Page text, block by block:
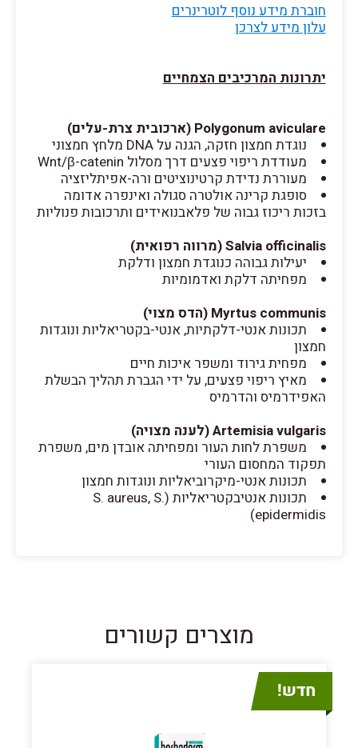
חוברת מידע נוסף לוטרינרים
עלון מידע לצרכן
יתרונות המרכיבים הצמחיים
Polygonum aviculare (ארכובית צרת-עלים)
נוגדת חמצון חזקה, הגנה על DNA מלחץ חמצוני
מעודדת ריפוי פצעים דרך מסלול Wnt/β-catenin
מעוררת נדידת קרטינוציטים ורה-אפיתליזציה
סופגת קרינה אולטרה סגולה ואינפרה אדומה
בזכות ריכוז גבוה של פלאבנואידים ותרכובות פנוליות
Salvia officinalis (מרווה רפואית)
יעילות גבוהה כנוגדת חמצון ודלקת
מפחיתה דלקת ואדמומיות
Myrtus communis (הדס מצוי)
תכונות אנטי-דלקתיות, אנטי-בקטריאליות ונוגדות
חמצון
מפחית גירוד ומשפר איכות חיים
מאיץ ריפוי פצעים, על ידי הגברת תהליך הבשלת
האפידרמיס והדרמיס
Artemisia vulgaris (לענה מצויה)
משפרת לחות העור ומפחיתה אובדן מים, משפרת
תפקוד המחסום העורי
תכונות אנטי-מיקרוביאליות ונוגדות חמצון
תכונות אנטיבקטריאליות (S. aureus, S.
epidermidis)
מוצרים קשורים